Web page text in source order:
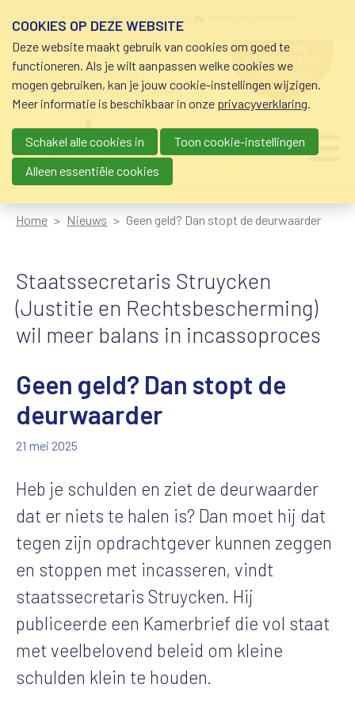
schuldhulp • sociaal krediet •
budgetbeheer • beschermingsbewind
hulp nodig
bij geldzorgen?
0800-8115.nl
Main navigation
Home Nieuws Geen geld? Dan stopt de deurwaarder
Staatssecretaris Struycken
(Justitie en Rechtsbescherming)
wil meer balans in incassoproces
Geen geld? Dan stopt de
deurwaarder
21 mei 2025
Heb je schulden en ziet de deurwaarder
dat er niets te halen is? Dan moet hij dat
tegen zijn opdrachtgever kunnen zeggen
en stoppen met incasseren, vindt
staatssecretaris Struycken. Hij
publiceerde een Kamerbrief die vol staat
met veelbelovend beleid om kleine
schulden klein te houden.
COOKIES OP DEZE WEBSITE
Deze website maakt gebruik van cookies om goed te
functioneren. Als je wilt aanpassen welke cookies we
mogen gebruiken, kan je jouw cookie-instellingen wijzigen.
Meer informatie is beschikbaar in onze privacyverklaring.
Schakel alle cookies in
Toon cookie-instellingen
Alleen essentiële cookies